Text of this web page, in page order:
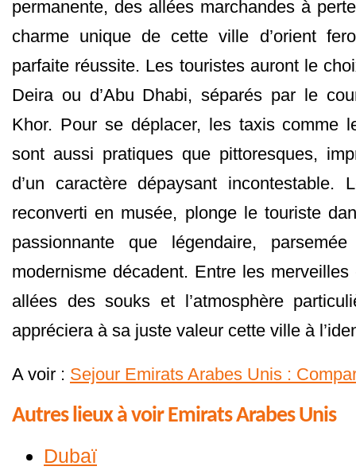
permanente, des allées marchandes à
charme unique de cette ville d’orient
parfaite réussite. Les touristes auront le
Deira ou d’Abu Dhabi, séparés par le
Khor. Pour se déplacer, les taxis comme
sont aussi pratiques que pittoresques,
d’un caractère dépaysant incontestable.
reconverti en musée, plonge le touriste
passionnante que légendaire,
modernisme décadent. Entre les
allées des souks et l’atmosphère
appréciera à sa juste valeur cette ville à
A voir : Sejour Emirats Arabes Unis :
Autres lieux à voir Emirats Arabes Unis
Dubaï